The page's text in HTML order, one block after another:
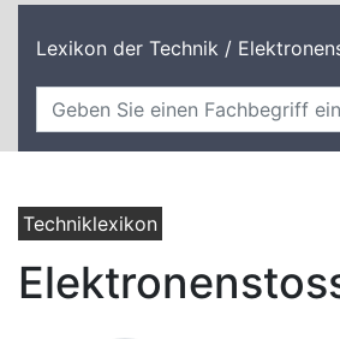
Lexikon der Technik /
Techniklexikon